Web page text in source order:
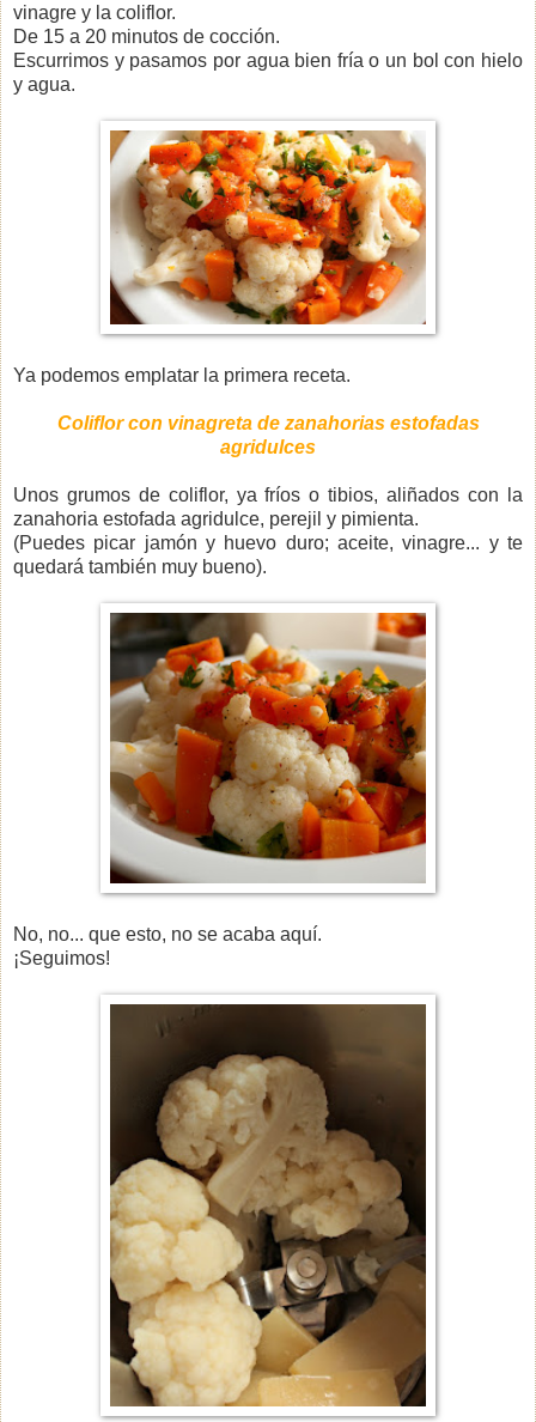
vinagre y la coliflor.
De 15 a 20 minutos de cocción.
Escurrimos y pasamos por agua bien fría o un bol con hielo
y agua.
Ya podemos emplatar la primera receta.
Coliflor con vinagreta de zanahorias estofadas
agridulces
Unos grumos de coliflor, ya fríos o tibios, aliñados con la
zanahoria estofada agridulce, perejil y pimienta.
(Puedes picar jamón y huevo duro; aceite, vinagre... y te
quedará también muy bueno).
No, no... que esto, no se acaba aquí.
¡Seguimos!